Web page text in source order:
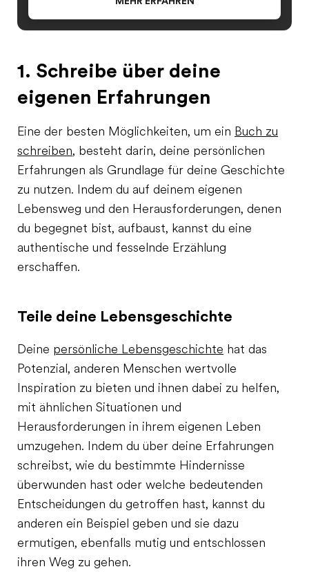
1. Schreibe über deine
eigenen Erfahrungen
Eine der besten Möglichkeiten, um ein Buch zu
schreiben, besteht darin, deine persönlichen
Erfahrungen als Grundlage für deine Geschichte
zu nutzen. Indem du auf deinem eigenen
Lebensweg und den Herausforderungen, denen
du begegnet bist, aufbaust, kannst du eine
authentische und fesselnde Erzählung
erschaffen.
Teile deine Lebensgeschichte
Deine persönliche Lebensgeschichte hat das
Potenzial, anderen Menschen wertvolle
Inspiration zu bieten und ihnen dabei zu helfen,
mit ähnlichen Situationen und
Herausforderungen in ihrem eigenen Leben
umzugehen. Indem du über deine Erfahrungen
schreibst, wie du bestimmte Hindernisse
überwunden hast oder welche bedeutenden
Entscheidungen du getroffen hast, kannst du
anderen ein Beispiel geben und sie dazu
ermutigen, ebenfalls mutig und entschlossen
ihren Weg zu gehen.